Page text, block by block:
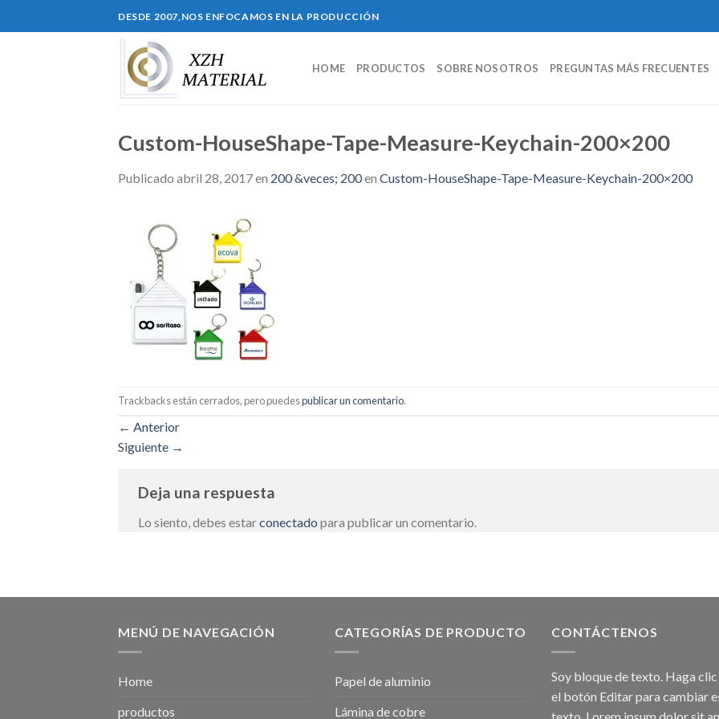
to
DESDE 2007,NOS ENFOCAMOS EN LA PRODUCCIÓN
HOME PRODUCTOS SOBRE NOSOTROS PREGUNTAS MÁS FRECUENTES
Custom-HouseShape-Tape-Measure-Keychain-200×200
Publicado abril 28, 2017en 200 &veces; 200en Custom-HouseShape-Tape-Measure-Keychain-200×200
Trackbacks están cerrados, pero puedespublicar un comentario.
← Anterior
Siguiente →
Deja una respuesta
Lo siento, debes estarconectado para publicar un comentario.
MENÚ DE NAVEGACIÓN
Home
productos
CATEGORÍAS DE PRODUCTO
Papel de aluminio
Lámina de cobre
CONTÁCTENOS
Soy bloque de texto. Haga clic
el botón Editar para cambiar
texto. Lorem ipsum dolor sit